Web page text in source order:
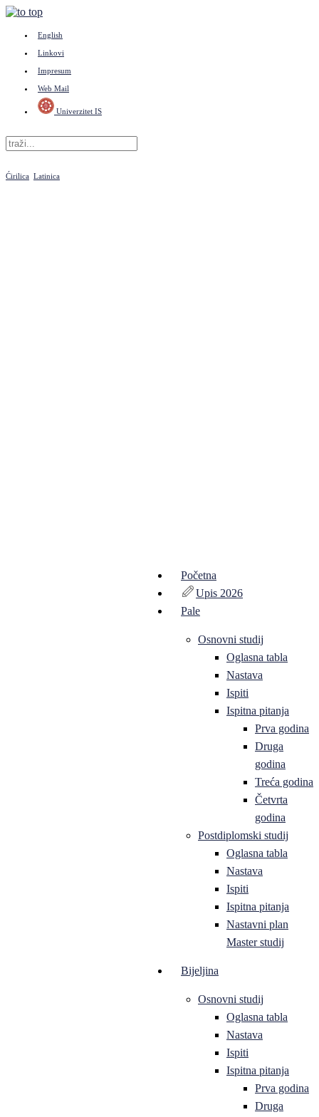
English
Linkovi
Impresum
Web Mail
Univerzitet IS
Ćirilica Latinica
Početna
Upis 2026
Pale
Osnovni studij
Oglasna tabla
Nastava
Ispiti
Ispitna pitanja
Prva godina
Druga
godina
Treća godina
Četvrta
godina
Postdiplomski studij
Oglasna tabla
Nastava
Ispiti
Ispitna pitanja
Nastavni plan
Master studij
Bijeljina
Osnovni studij
Oglasna tabla
Nastava
Ispiti
Ispitna pitanja
Prva godina
Druga